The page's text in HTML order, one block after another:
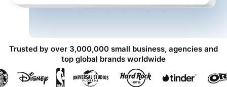
Trusted by over 3,000,000 small business, agencies and
top global brands worldwide